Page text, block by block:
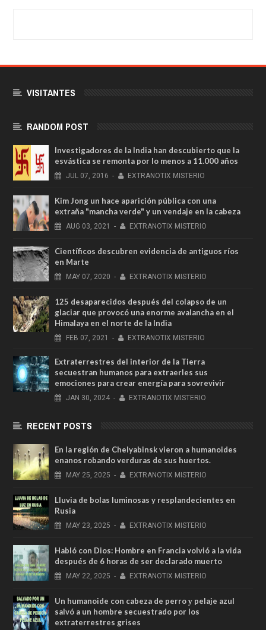
VISITANTES
RANDOM POST
Investigadores de la India han descubierto que la
esvástica se remonta por lo menos a 11.000 años
JUL 07, 2016 - EXTRANOTIX MISTERIO
Kim Jong un hace aparición pública con una
extraña "mancha verde" y un vendaje en la cabeza
AUG 03, 2021 - EXTRANOTIX MISTERIO
Científicos descubren evidencia de antiguos ríos
en Marte
MAY 07, 2020 - EXTRANOTIX MISTERIO
125 desaparecidos después del colapso de un
glaciar que provocó una enorme avalancha en el
Himalaya en el norte de la India
FEB 07, 2021 - EXTRANOTIX MISTERIO
Extraterrestres del interior de la Tierra
secuestran humanos para extraerles sus
emociones para crear energía para sovrevivir
JAN 30, 2024 - EXTRANOTIX MISTERIO
RECENT POSTS
En la región de Chelyabinsk vieron a humanoides
enanos robando verduras de sus huertos.
MAY 25, 2025 - EXTRANOTIX MISTERIO
Lluvia de bolas luminosas y resplandecientes en
Rusia
MAY 23, 2025 - EXTRANOTIX MISTERIO
Habló con Dios: Hombre en Francia volvió a la vida
después de 6 horas de ser declarado muerto
MAY 22, 2025 - EXTRANOTIX MISTERIO
Un humanoide con cabeza de perro у pelaje azul
salvó a un hombre secuestrado por los
extraterrestres grises